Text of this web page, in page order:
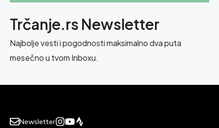
Trčanje.rs Newsletter
Najbolje vesti i pogodnosti maksimalno dva puta
mesečno u tvom Inboxu.
Newsletter